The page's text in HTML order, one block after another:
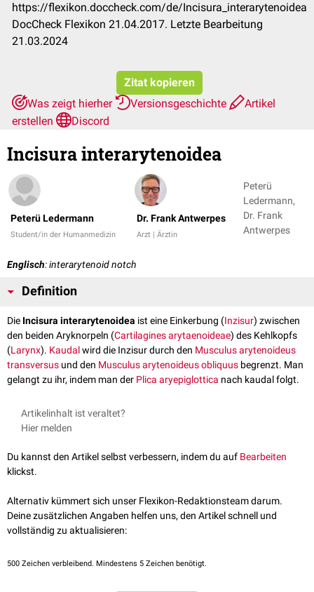
https://flexikon.doccheck.com/de/Incisura_interarytenoidea
DocCheck Flexikon 21.04.2017. Letzte Bearbeitung
21.03.2024
Zitat kopieren
Was zeigt hierher
Versionsgeschichte
Artikel
erstellen
Discord
Incisura interarytenoidea
Peterü Ledermann
Student/in der Humanmedizin
Dr. Frank Antwerpes
Arzt | Ärztin
Peterü
Ledermann,
Dr. Frank
Antwerpes
Englisch: interarytenoid notch
Definition
Die Incisura interarytenoidea ist eine Einkerbung (Inzisur) zwischen
den beiden Aryknorpeln (Cartilagines arytaenoideae) des Kehlkopfs
(Larynx). Kaudalwird die Inzisur durch den Musculus arytenoideus
transversus und den Musculus arytenoideus obliquus begrenzt. Man
gelangt zu ihr, indem man der Plica aryepiglottica nach kaudal folgt.
Artikelinhalt ist veraltet?
Hier melden
Du kannst den Artikel selbst verbessern, indem du auf Bearbeiten
klickst.
Alternativ kümmert sich unser Flexikon-Redaktionsteam darum.
Deine zusätzlichen Angaben helfen uns, den Artikel schnell und
vollständig zu aktualisieren:
500 Zeichen verbleibend. Mindestens 5 Zeichen benötigt.